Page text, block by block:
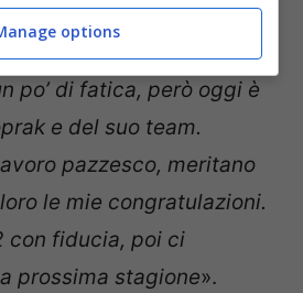
era venire qui e
le gare, divertendomi.
po’ di fatica, però oggi è
e del suo team.
pazzesco, meritano
le mie congratulazioni.
con fiducia, poi ci
prossima stagione».
options